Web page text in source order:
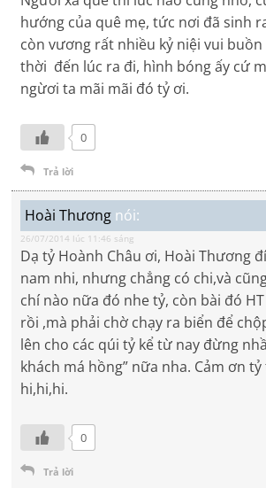
hướng của quê mẹ, tức nơi đã sinh
còn vương rất nhiều kỷ niệi vui
thời đến lúc ra đi, hình bóng ấy cứ
ngừơi ta mãi mãi đó tỷ ơi.
0
Trả lời
Hoài Thương nói:
26/07/2014 lúc 11:46 sáng
Dạ tỷ Hoành Châu ơi, Hoài Thương
nam nhi, nhưng chẳng có chi,và
chí nào nữa đó nhe tỷ, còn bài đó
rồi ,mà phải chờ chạy ra biển để
lên cho các qúi tỷ kể từ nay đừng
khách má hồng” nữa nha. Cảm ơn
hi,hi,hi.
0
Trả lời